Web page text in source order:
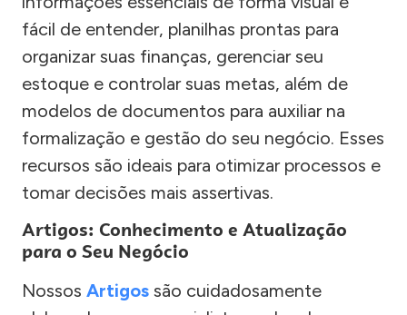
fácil de entender, planilhas prontas para
organizar suas finanças, gerenciar seu
estoque e controlar suas metas, além de
modelos de documentos para auxiliar na
formalização e gestão do seu negócio. Esses
recursos são ideais para otimizar processos e
tomar decisões mais assertivas.
Artigos: Conhecimento e Atualização
para o Seu Negócio
Nossos Artigos são cuidadosamente